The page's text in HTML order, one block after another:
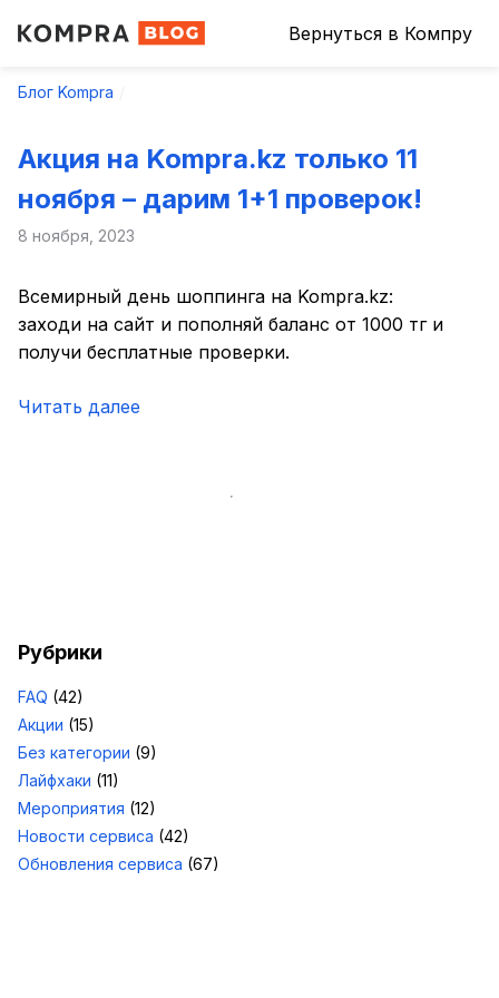
Вернуться в Компру
Блог Kompra
Акция на Kompra.kz только 11
ноября – дарим 1+1 проверок!
8 ноября, 2023
Всемирный день шоппинга на Kompra.kz:
заходи на сайт и пополняй баланс от 1000 тг и
получи бесплатные проверки.
Читать далее
Рубрики
FAQ (42)
Акции (15)
Без категории (9)
Лайфхаки (11)
Мероприятия (12)
Новости сервиса (42)
Обновления сервиса (67)